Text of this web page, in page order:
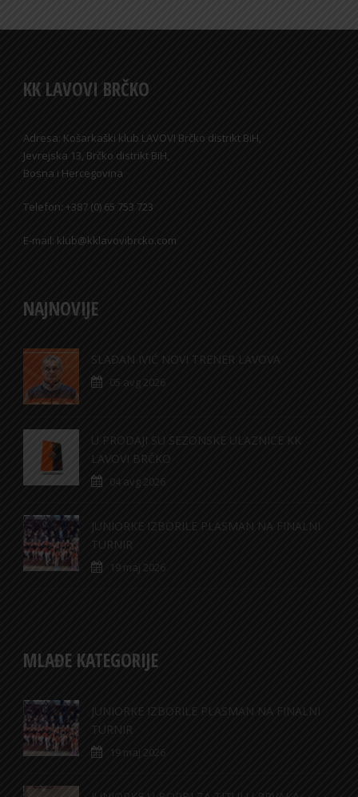
KK LAVOVI BRČKO
Adresa: Košarkaški klub LAVOVI Brčko distrikt BiH,
Jevrejska 13, Brčko distrikt BiH,
Bosna i Hercegovina
Telefon: +387 (0) 65 753 723
E-mail: klub@kklavovibrcko.com
NAJNOVIJE
SLAĐAN IVIĆ NOVI TRENER LAVOVA
05 avg 2026
U PRODAJI SU SEZONSKE ULAZNICE KK
LAVOVI BRČKO
04 avg 2026
JUNIORKE IZBORILE PLASMAN NA FINALNI
TURNIR
19 maj 2026
MLAĐE KATEGORIJE
JUNIORKE IZBORILE PLASMAN NA FINALNI
TURNIR
19 maj 2026